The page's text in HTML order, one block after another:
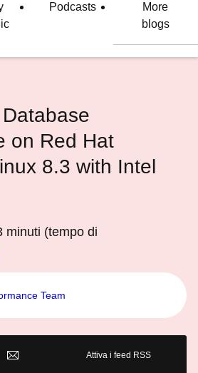
Podcasts
More
blogs
on Red Hat
8.3 with Intel
minuti (tempo di
Team
Attiva i feed RSS